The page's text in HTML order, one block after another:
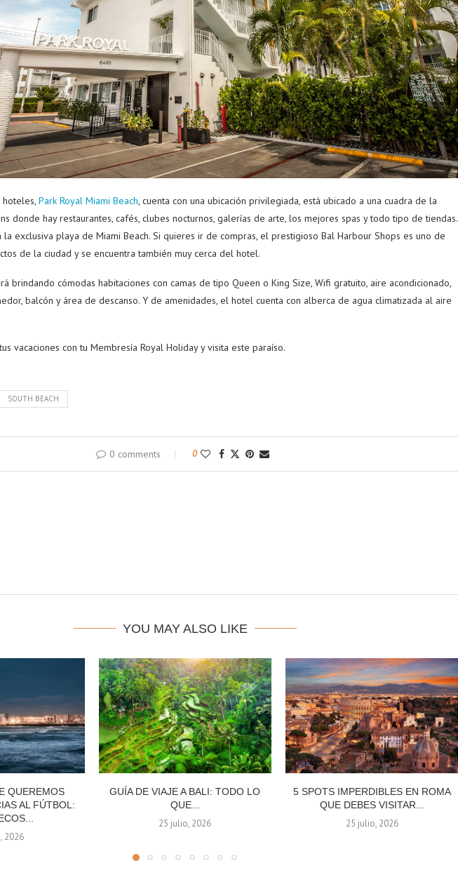
Park Royal Miami Beach, cuenta con una ubicación privilegiada, está ubicado a una cuadra de la
donde hay restaurantes, cafés, clubes nocturnos, galerías de arte, los mejores spas y todo tipo de tiendas.
exclusiva playa de Miami Beach. Si quieres ir de compras, el prestigioso Bal Harbour Shops es uno de
de la ciudad y se encuentra también muy cerca del hotel.
brindando cómodas habitaciones con camas de tipo Queen o King Size, Wifi gratuito, aire acondicionado,
balcón y área de descanso. Y de amenidades, el hotel cuenta con alberca de agua climatizada al aire
vacaciones con tu Membresía Royal Holiday y visita este paraíso.
SOUTH BEACH
0 comments 0
YOU MAY ALSO LIKE
QUEREMOS
AL FÚTBOL:
2026
GUÍA DE VIAJE A BALI: TODO LO
QUE...
25 julio, 2026
5 SPOTS IMPERDIBLES EN ROMA
QUE DEBES VISITAR...
25 julio, 2026